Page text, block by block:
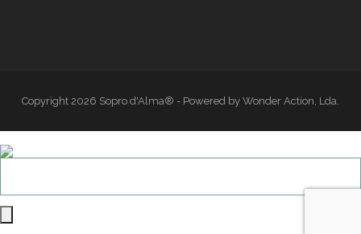
Copyright 2026 Sopro d'Alma® - Powered by Wonder Action, Lda.